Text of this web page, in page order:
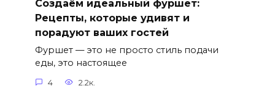
Создаём идеальный фуршет:
Рецепты, которые удивят и
порадуют ваших гостей
Фуршет — это не просто стиль подачи
еды, это настоящее
4 2.2к.